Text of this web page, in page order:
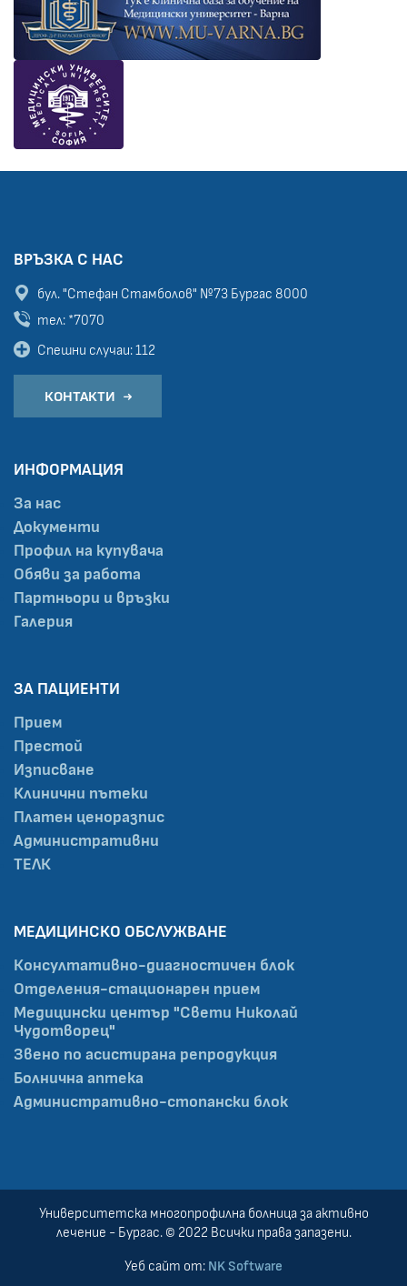
ВРЪЗКА С НАС
бул. "Стефан Стамболов" №73 Бургас 8000
тел: *7070
Спешни случаи: 112
КОНТАКТИ
ИНФОРМАЦИЯ
За нас
Документи
Профил на купувача
Обяви за работа
Партньори и връзки
Галерия
ЗА ПАЦИЕНТИ
Прием
Престой
Изписване
Клинични пътеки
Платен ценоразпис
Административни
ТЕЛК
МЕДИЦИНСКО ОБСЛУЖВАНЕ
Консултативно-диагностичен блок
Отделения-стационарен прием
Медицински център "Свети Николай
Чудотворец"
Звено по асистирана репродукция
Болнична аптека
Административно-стопански блок
Университетска многопрофилна болница за активно
лечение - Бургас. © 2022 Всички права запазени.
Уеб сайт от: NK Software